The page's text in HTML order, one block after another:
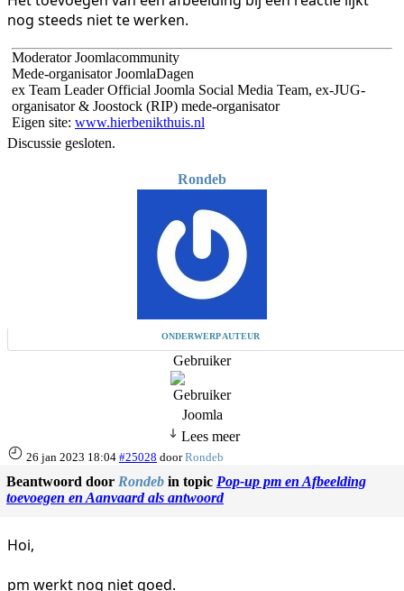
nog steeds niet te werken.
Moderator Joomlacommunity
Mede-organisator JoomlaDagen
ex Team Leader Official Joomla Social Media Team, ex-JUG-
organisator & Joostock (RIP) mede-organisator
Eigen site: www.hierbenikthuis.nl
Discussie gesloten.
Rondeb
ONDERWERP AUTEUR
Gebruiker
Joomla
Lees meer
26 jan 2023 18:04 #25028 doorRondeb
Beantwoord door Rondeb in topic Pop-up pm en Afbeelding
toevoegen en Aanvaard als antwoord
Hoi,
pm werkt nog niet goed.